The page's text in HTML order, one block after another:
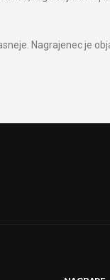
Nagrajenec je